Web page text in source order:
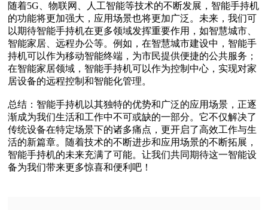
随着5G、物联网、人工智能等技术的不断发展，智能手持机
的功能将更加强大，应用场景也将更加广泛。未来，我们可
以期待智能手持机在更多领域发挥重要作用，如智慧城市、
智能家居、远程办公等。例如，在智慧城市建设中，智能手
持机可以作为移动智能终端，为市民提供便捷的公共服务；
在智能家居领域，智能手持机可以作为控制中心，实现对家
居设备的远程控制和智能化管理。
总结‌：智能手持机以其独特的优势和广泛的应用场景，正逐
渐成为我们生活和工作中不可或缺的一部分。它不仅解决了
传统设备在特定场景下的诸多痛点，更开启了高效工作与生
活的新篇章。随着技术的不断进步和应用场景的不断拓展，
智能手持机的未来充满了可能。让我们共同期待这一智能设
备为我们带来更多惊喜和便利吧！